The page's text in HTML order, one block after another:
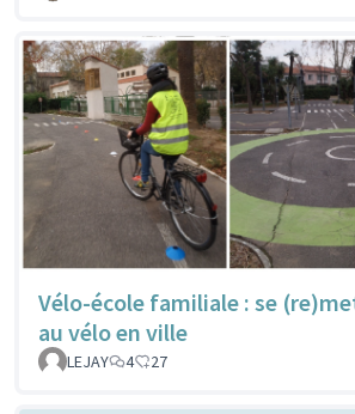
Vélo-école familiale : se
au vélo en ville
LEJAY 4 27